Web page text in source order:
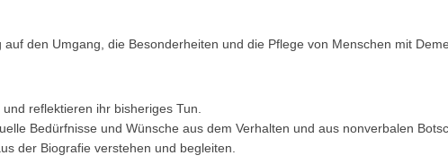
den Umgang, die Besonderheiten und die Pflege von Menschen mit
reflektieren ihr bisheriges Tun.
Bedürfnisse und Wünsche aus dem Verhalten und aus nonverbalen
der Biografie verstehen und begleiten.